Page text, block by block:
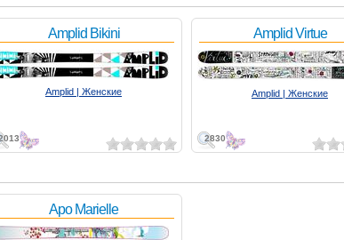
Amplid Bikini
Amplid | Женские
2830
Amplid Virtue
Amplid | Женские
Apo Marielle